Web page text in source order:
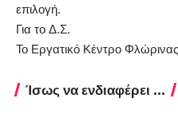
επιλογή.
Για το Δ.Σ.
Το Εργατικό Κέντρο Φλώρινας
Ίσως να ενδιαφέρει ...